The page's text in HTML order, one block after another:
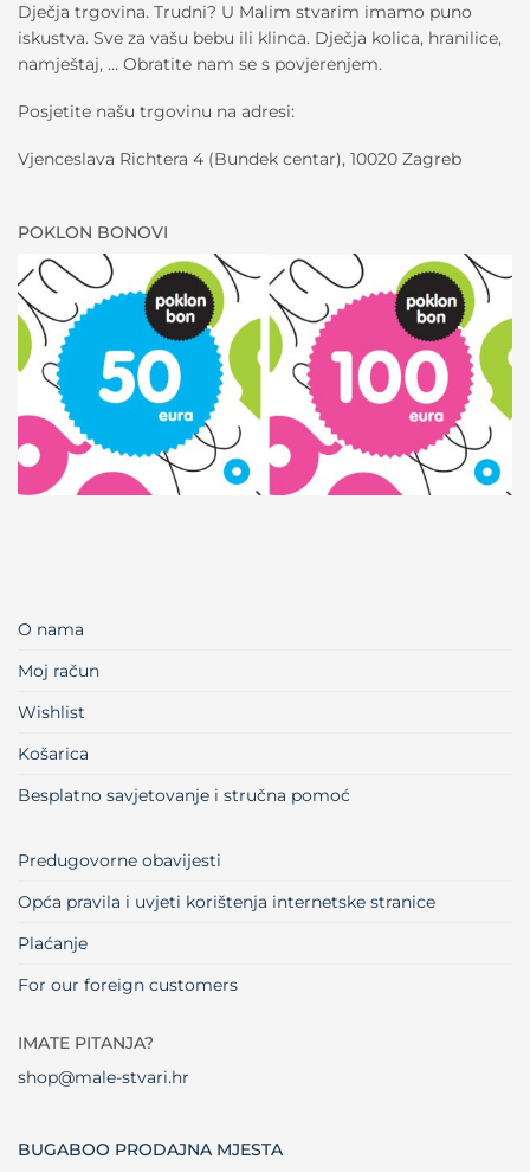
Dječja trgovina. Trudni? U Malim stvarim imamo puno
iskustva. Sve za vašu bebu ili klinca. Dječja kolica, hranilice,
namještaj, … Obratite nam se s povjerenjem.
Posjetite našu trgovinu na adresi:
Vjenceslava Richtera 4 (Bundek centar), 10020 Zagreb
POKLON BONOVI
O nama
Moj račun
Wishlist
Košarica
Besplatno savjetovanje i stručna pomoć
Predugovorne obavijesti
Opća pravila i uvjeti korištenja internetske stranice
Plaćanje
For our foreign customers
IMATE PITANJA?
shop@male-stvari.hr
BUGABOO PRODAJNA MJESTA